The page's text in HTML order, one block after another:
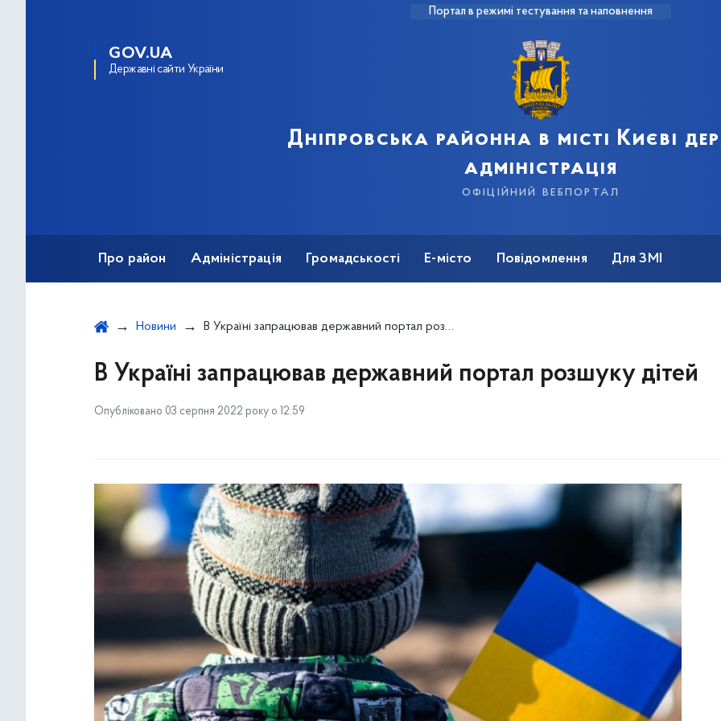
Портал в режимі тестування та наповнення
GOV.UA
Державні сайти України
Дніпровська районна в місті Києві
адміністрація
офіційний вебпортал
Про район Адміністрація Громадськості Е-місто Повідомлення Для ЗМІ
Новини В Україні запрацював державний портал розшуку дітей
В Україні запрацював державний портал розшуку дітей
Опубліковано 03 серпня 2022 року о 12:59